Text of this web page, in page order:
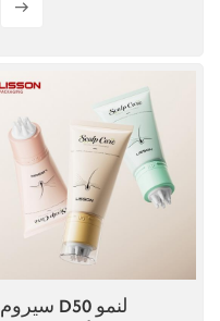
سيروم D50 لنمو